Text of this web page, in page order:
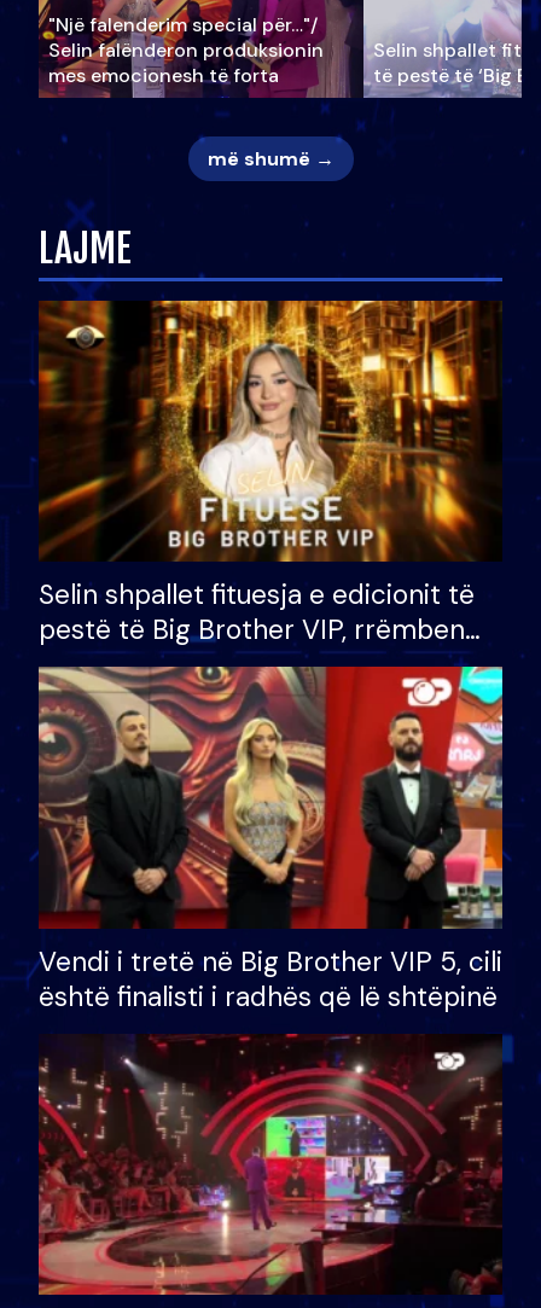
"Një falenderim special për…"/
Selin falënderon produksionin
mes emocionesh të forta
Selin shpallet
të pestë të ‘Big
më shumë →
LAJME
Selin shpallet fituesja e edicionit të
pestë të Big Brother VIP, rrëmben
çmimin e madh prej 100 mijë eurosh
Vendi i tretë në Big Brother VIP 5, cili
është finalisti i radhës që lë shtëpinë